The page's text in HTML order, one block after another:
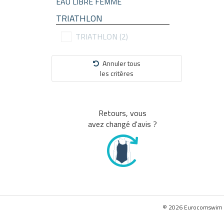
TRIATHLON
TRIATHLON (2)
Annuler tous
les critères
Retours, vous
avez changé d'avis ?
© 2026 Eurocomswim